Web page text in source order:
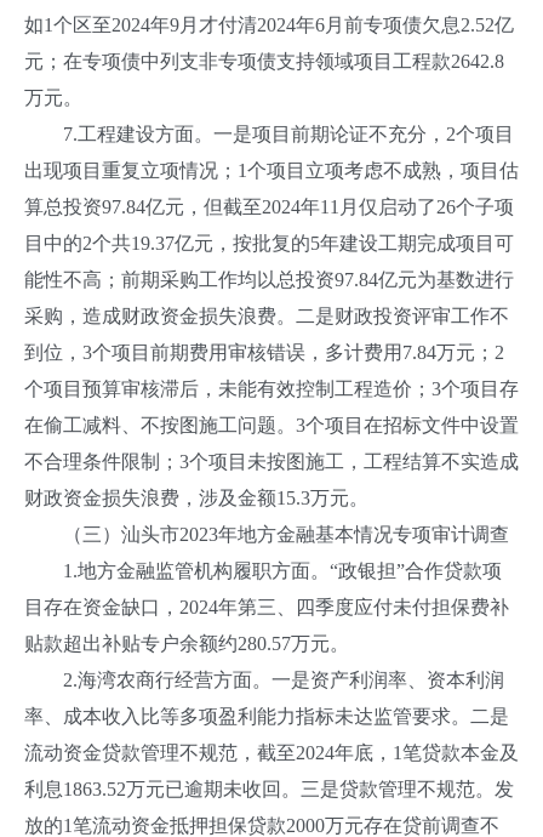
如1个区至2024年9月才付清2024年6月前专项债欠息2.52亿
元；在专项债中列支非专项债支持领域项目工程款2642.8
万元。
7.工程建设方面。一是项目前期论证不充分，2个项目
出现项目重复立项情况；1个项目立项考虑不成熟，项目估
算总投资97.84亿元，但截至2024年11月仅启动了26个子项
目中的2个共19.37亿元，按批复的5年建设工期完成项目可
能性不高；前期采购工作均以总投资97.84亿元为基数进行
采购，造成财政资金损失浪费。二是财政投资评审工作不
到位，3个项目前期费用审核错误，多计费用7.84万元；2
个项目预算审核滞后，未能有效控制工程造价；3个项目存
在偷工减料、不按图施工问题。3个项目在招标文件中设置
不合理条件限制；3个项目未按图施工，工程结算不实造成
财政资金损失浪费，涉及金额15.3万元。
（三）汕头市2023年地方金融基本情况专项审计调查
1.地方金融监管机构履职方面。“政银担”合作贷款项
目存在资金缺口，2024年第三、四季度应付未付担保费补
贴款超出补贴专户余额约280.57万元。
2.海湾农商行经营方面。一是资产利润率、资本利润
率、成本收入比等多项盈利能力指标未达监管要求。二是
流动资金贷款管理不规范，截至2024年底，1笔贷款本金及
利息1863.52万元已逾期未收回。三是贷款管理不规范。发
放的1笔流动资金抵押担保贷款2000万元存在贷前调查不